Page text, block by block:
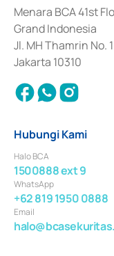
Penerbitan, Transaksi,
Surat Berharga
Menara BCA 41st
Grand Indonesia
Jl. MH Thamrin No. 1
Jakarta 10310
Hubungi Kami
Halo BCA
1500888 ext 9
WhatsApp
+62 819 1950 0888
Email